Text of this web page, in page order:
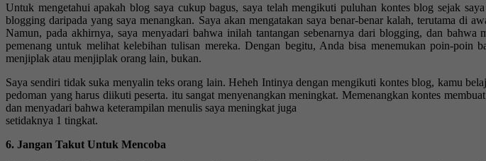
Untuk mengetahui apakah blog saya cukup bagus, saya telah mengikuti puluhan kontes blog sejak
blogging daripada yang saya menangkan. Saya akan mengatakan saya benar-benar kalah, terutama
Namun, pada akhirnya, saya menyadari bahwa inilah tantangan sebenarnya dari blogging, dan
pemenang untuk melihat kelebihan tulisan mereka. Dengan begitu, Anda bisa menemukan poin-
menjiplak atau menjiplak orang lain, bukan.
Saya sendiri tidak suka menyalin teks orang lain. Heheh Intinya dengan mengikuti kontes blog, kamu
pedoman yang harus diikuti peserta. itu sangat menyenangkan meningkat. Memenangkan kontes
dan menyadari bahwa keterampilan menulis saya meningkat juga
setidaknya 1 tingkat. ️
6. Jangan Takut Untuk Mencoba